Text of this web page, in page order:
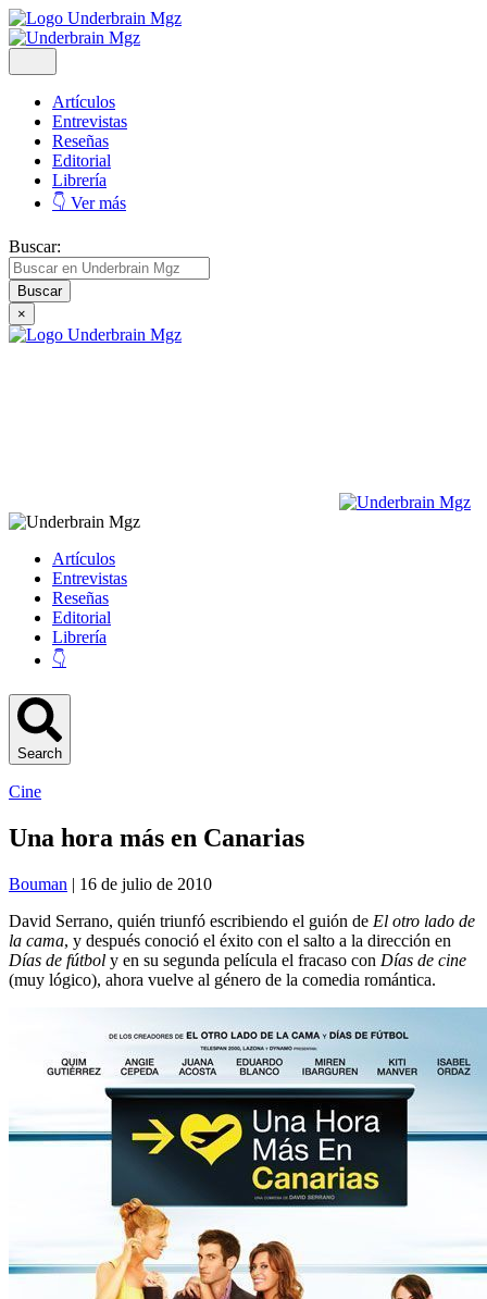
Artículos
Entrevistas
Reseñas
Editorial
Librería
👇 Ver más
Buscar:
×
Artículos
Entrevistas
Reseñas
Editorial
Librería
👇
Search
Cine
Una hora más en Canarias
Bouman | 16 de julio de 2010
David Serrano, quién triunfó escribiendo el guión de El otro lado de
la cama, y después conoció el éxito con el salto a la dirección en
Días de fútbol y en su segunda película el fracaso con Días de cine
(muy lógico), ahora vuelve al género de la comedia romántica.